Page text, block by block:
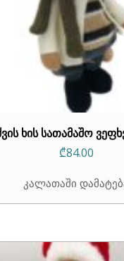
ხის სათამაშო
₾84.00
კალათაში